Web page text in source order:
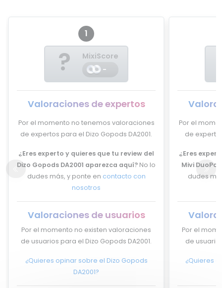
1
?
MixiScore
-
Valoraciones de expertos
Por el momento no tenemos valoraciones
de expertos para el Dizo Gopods DA2001.
¿Eres experto y quieres que tu review del
Dizo Gopods DA2001 aparezca aquí? No lo
dudes más, y ponte en contacto con
nosotros
Valoraciones de usuarios
Por el momento no existen valoraciones
de usuarios para el Dizo Gopods DA2001.
¿Quieres opinar sobre el Dizo Gopods
DA2001?
Por el
de
¿Eres
Mivi
dudes
Por el
de
¿Quieres